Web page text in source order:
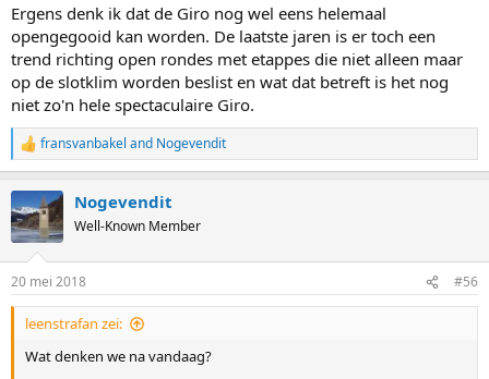
Ergens denk ik dat de Giro nog wel eens helemaal
opengegooid kan worden. De laatste jaren is er toch een
trend richting open rondes met etappes die niet alleen maar
op de slotklim worden beslist en wat dat betreft is het nog
niet zo'n hele spectaculaire Giro.
R
e
c
t
i
s
:
fransvanbakel and Nogevendit
Nogevendit
Well-Known Member
20 mei 2018 #56
leenstrafan zei:
Wat denken we na vandaag?